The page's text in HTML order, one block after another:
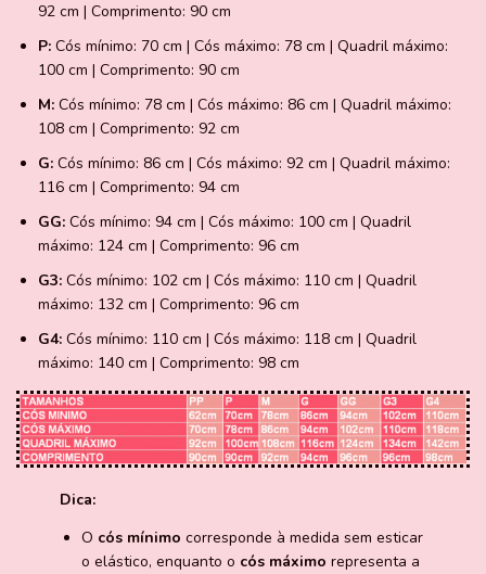
92 cm | Comprimento: 90 cm
P: Cós mínimo: 70 cm | Cós máximo: 78 cm | Quadril máximo:
100 cm | Comprimento: 90 cm
M: Cós mínimo: 78 cm | Cós máximo: 86 cm | Quadril máximo:
108 cm | Comprimento: 92 cm
G: Cós mínimo: 86 cm | Cós máximo: 92 cm | Quadril máximo:
116 cm | Comprimento: 94 cm
GG: Cós mínimo: 94 cm | Cós máximo: 100 cm | Quadril
máximo: 124 cm | Comprimento: 96 cm
G3: Cós mínimo: 102 cm | Cós máximo: 110 cm | Quadril
máximo: 132 cm | Comprimento: 96 cm
G4: Cós mínimo: 110 cm | Cós máximo: 118 cm | Quadril
máximo: 140 cm | Comprimento: 98 cm
Dica:
O cós mínimo corresponde à medida sem esticar
o elástico, enquanto o cós máximo representa a